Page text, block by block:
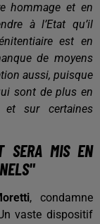
hommage et en
à l’Etat qu’il
est en
de moyens
aussi, puisque
sont de plus en
et sur certaines
SERA MIS EN
, condamne
vaste dispositif